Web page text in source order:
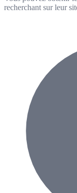
recherchant sur leur